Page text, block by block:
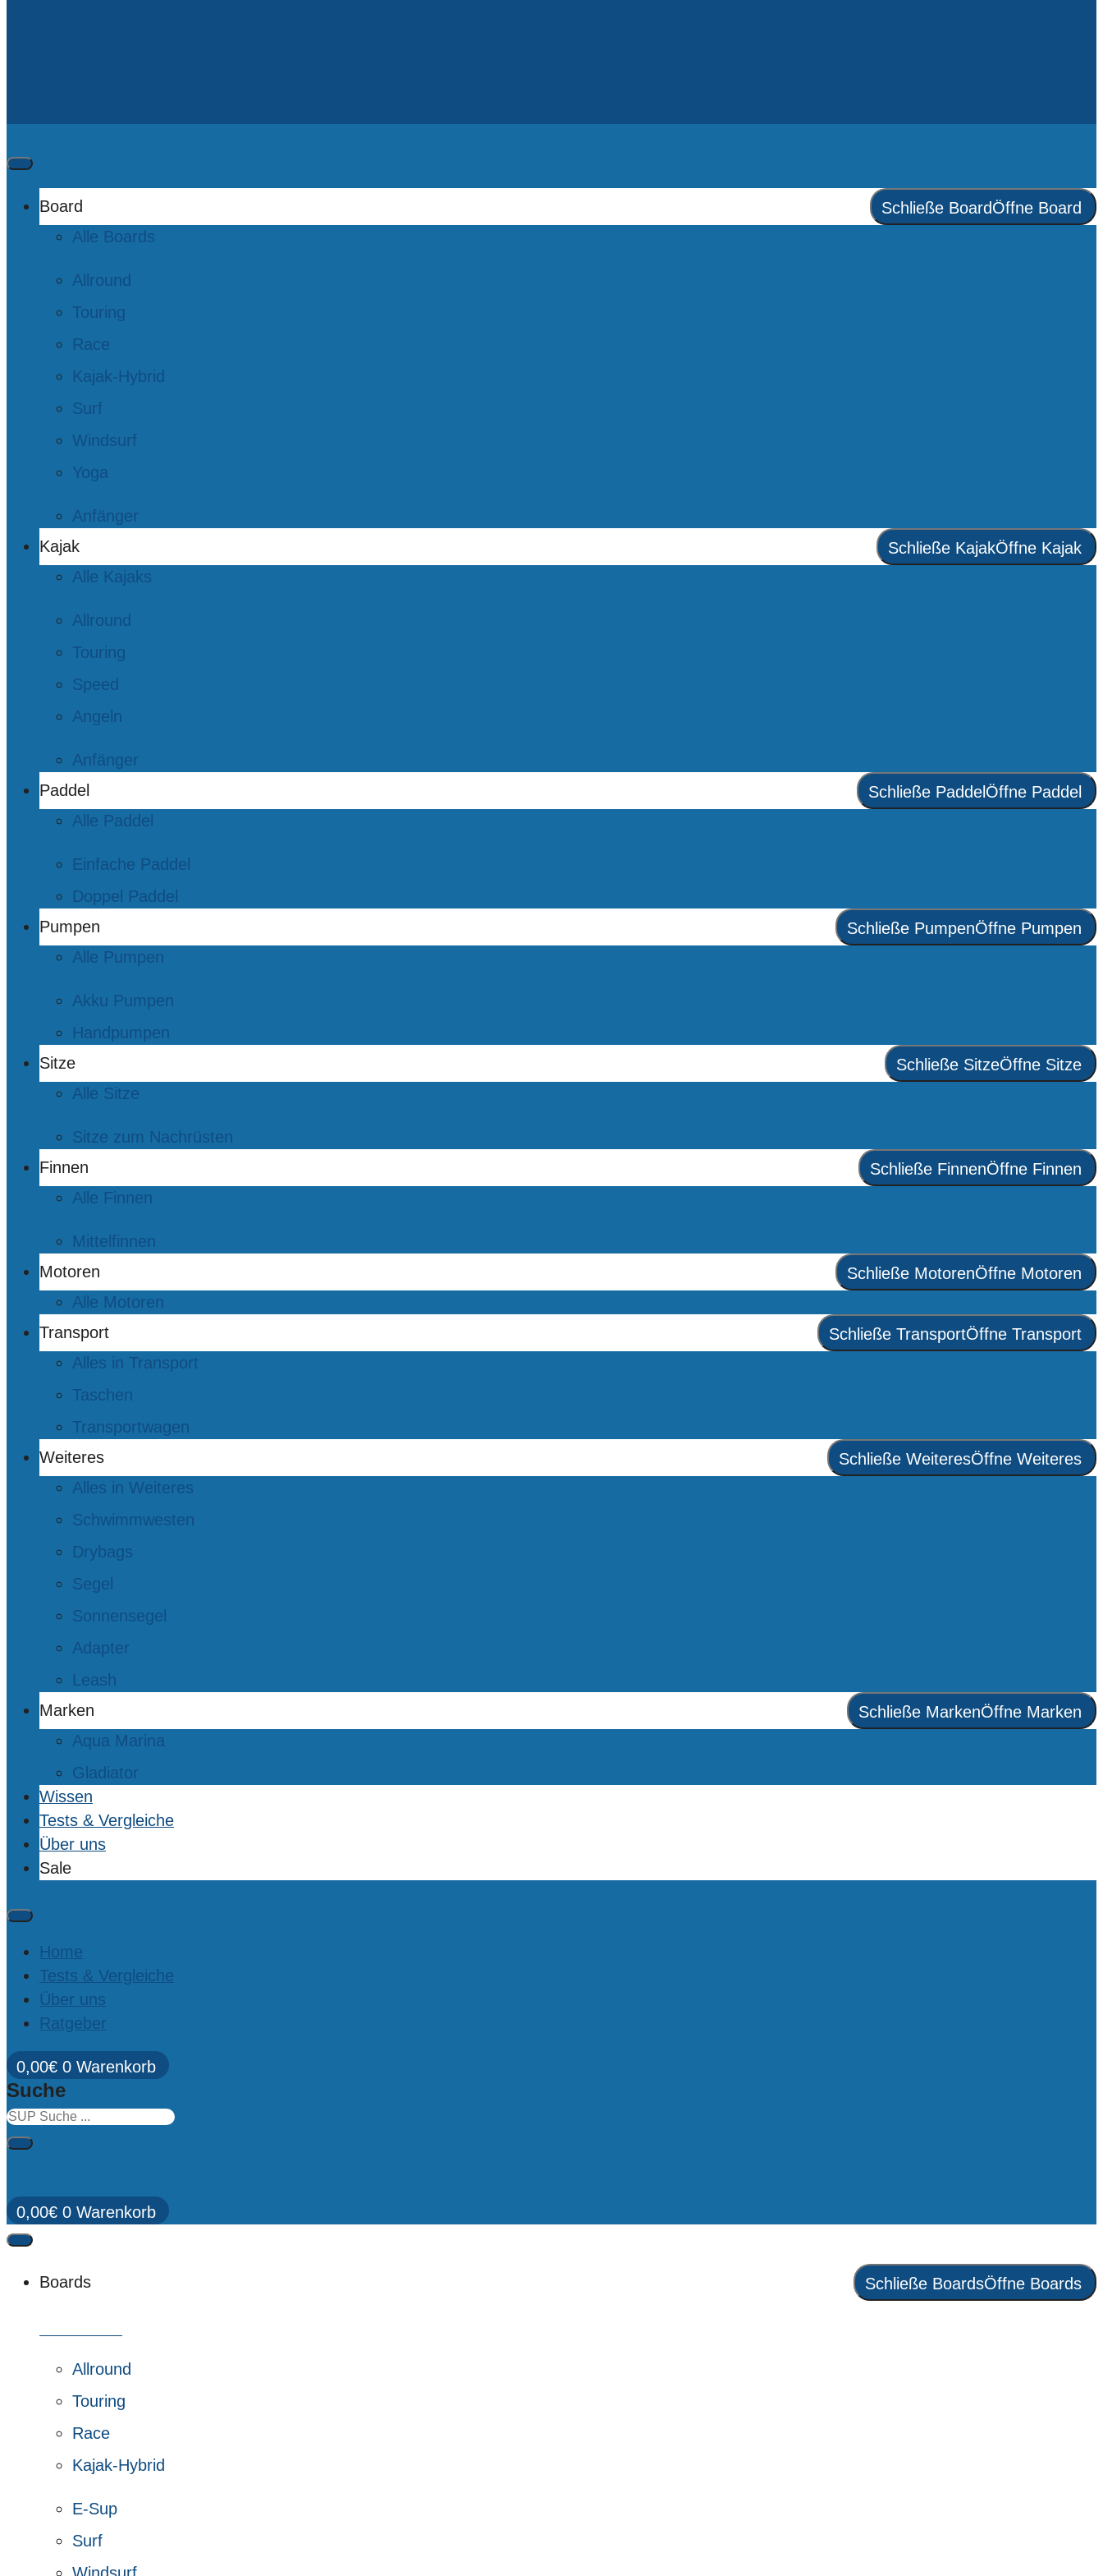
Board Schließe BoardÖffne Board
Alle Boards
Allround
Touring
Race
Kajak-Hybrid
Surf
Windsurf
Yoga
Anfänger
Kajak
Schließe KajakÖffne Kajak
Alle Kajaks
Allround
Touring
Speed
Angeln
Anfänger
Paddel
Schließe Paddel Öffne Paddel
Alle Paddel
Einfache Paddel
Doppel Paddel
Pumpen
Schließe PumpenÖffne Pumpen
Alle Pumpen
Akku Pumpen
Handpumpen
Sitze
Schließe SitzeÖffne Sitze
Alle Sitze
Sitze zum Nachrüsten
Finnen
Schließe FinnenÖffne Finnen
Alle Finnen
Mittelfinnen
Motoren
Schließe MotorenÖffne Motoren
Alle Motoren
Transport
Schließe TransportÖffne Transport
Alles in Transport
Taschen
Transportwagen
Weiteres
Schließe WeiteresÖffne Weiteres
Alles in Weiteres
Schwimmwesten
Drybags
Segel
Sonnensegel
Adapter
Leash
Marken
Schließe MarkenÖffne Marken
Aqua Marina
Gladiator
Wissen
Tests & Vergleiche
Über uns
Sale
Home
Tests & Vergleiche
Über uns
Ratgeber
0,00€ 0 Warenkorb
Suche
0,00€ 0 Warenkorb
Boards Schließe BoardsÖffne Boards
Allround
Touring
Race
Kajak-Hybrid
E-Sup
Surf